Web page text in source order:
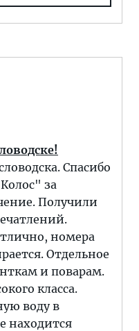
Cпасибо
за
Получили
номера
Отдельное
и поварам.
класса.
воду в
находится